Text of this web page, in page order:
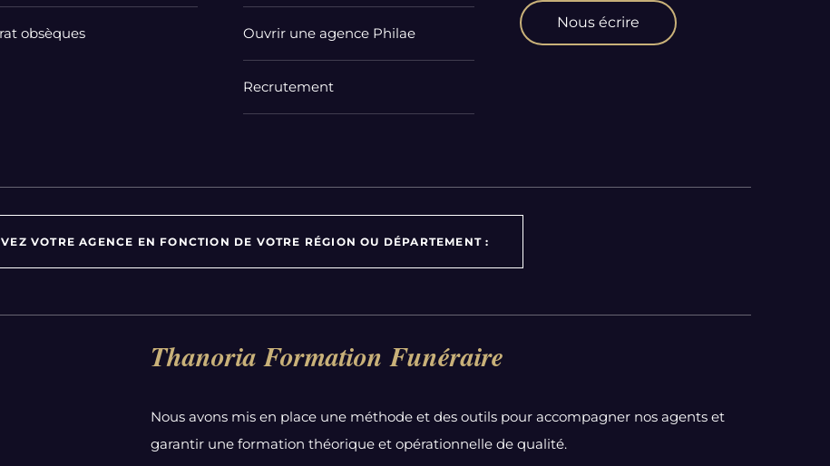
obsèques Ouvrir une agence Philae
Recrutement
Nous écrire
VOTRE AGENCE EN FONCTION DE VOTRE RÉGION OU DÉPARTEMENT :
Thanoria Formation Funéraire
Nous avons mis en place une méthode et des outils pour accompagner nos agents et
garantir une formation théorique et opérationnelle de qualité.